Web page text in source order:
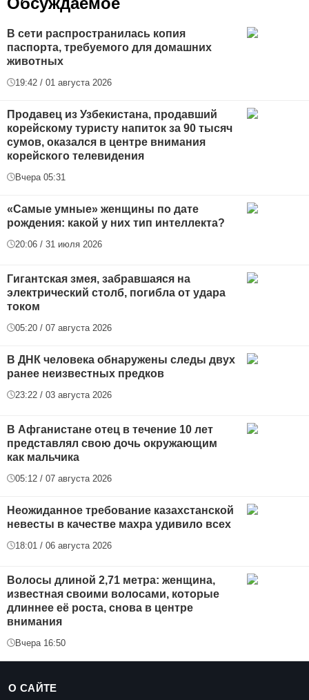
В сети распространилась копия
паспорта, требуемого для домашних
животных
19:42 / 01 августа 2026
Продавец из Узбекистана, продавший
корейскому туристу напиток за 90 тысяч
сумов, оказался в центре внимания
корейского телевидения
Вчера 05:31
«Самые умные» женщины по дате
рождения: какой у них тип интеллекта?
20:06 / 31 июля 2026
Гигантская змея, забравшаяся на
электрический столб, погибла от удара
током
05:20 / 07 августа 2026
В ДНК человека обнаружены следы двух
ранее неизвестных предков
23:22 / 03 августа 2026
В Афганистане отец в течение 10 лет
представлял свою дочь окружающим
как мальчика
05:12 / 07 августа 2026
Неожиданное требование казахстанской
невесты в качестве махра удивило всех
18:01 / 06 августа 2026
Волосы длиной 2,71 метра: женщина,
известная своими волосами, которые
длиннее её роста, снова в центре
внимания
Вчера 16:50
О САЙТЕ